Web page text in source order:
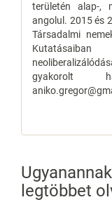
területén alap-,
angolul. 2015 és
Társadalmi
gyakorolt
legtöbbet